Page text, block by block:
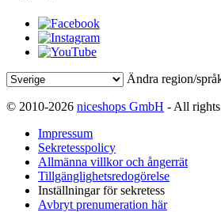
Ändra region/
© 2010-2026 niceshops GmbH - All rights
Impressum
Sekretesspolicy
Allmänna villkor och ångerrät
Tillgänglighetsredogörelse
Inställningar för sekretess
Avbryt prenumeration här